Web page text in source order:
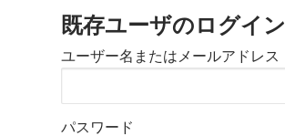
既存ユーザのログイン
ユーザー名またはメールアドレス
パスワード